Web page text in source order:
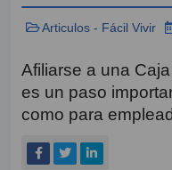
Articulos - Fácil Vivir
Afiliarse a una
es un paso
como para